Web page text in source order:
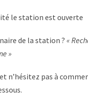
le station est ouverte
de la station ? «
»
n’hésitez pas à